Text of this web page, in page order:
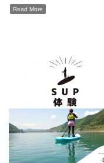
Read More